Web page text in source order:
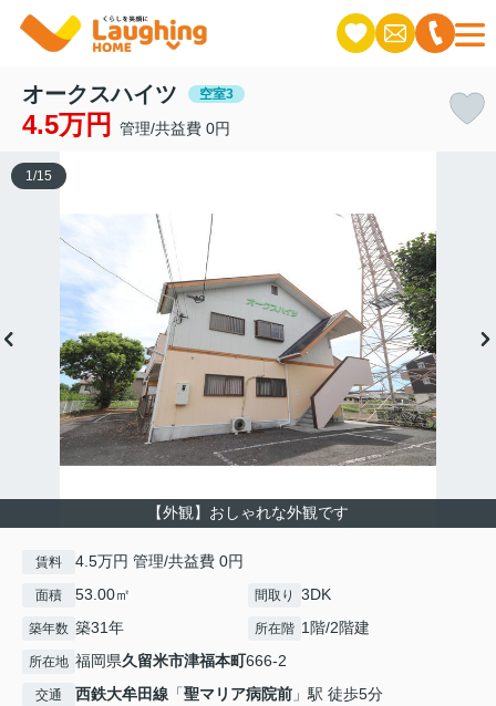
オークスハイツ 空室3
4.5万円 管理/共益費 0円
【外観】おしゃれな外観です
1 /15
賃料 4.5万円 管理/共益費 0円
面積 53.00㎡ 間取り 3DK
築年数 築31年 所在階 1階/2階建
所在地 福岡県久留米市津福本町666-2
交通 西鉄大牟田線 「聖マリア病院前 」駅 徒歩5分